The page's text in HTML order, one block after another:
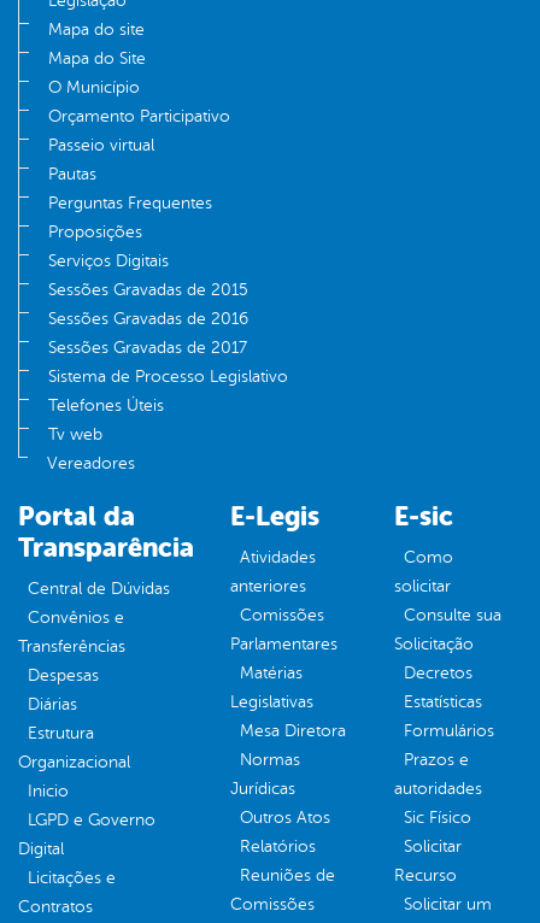
Mapa do site
Mapa do Site
O Município
Orçamento Participativo
Passeio virtual
Pautas
Perguntas Frequentes
Proposições
Serviços Digitais
Sessões Gravadas de 2015
Sessões Gravadas de 2016
Sessões Gravadas de 2017
Sistema de Processo Legislativo
Telefones Úteis
Tv web
Vereadores
Portal da
Transparência
Central de Dúvidas
Convênios e
Transferências
Despesas
Diárias
Estrutura
Organizacional
Inicio
LGPD e Governo
Digital
Licitações e
Contratos
E-Legis
Atividades
anteriores
Comissões
Parlamentares
Matérias
Legislativas
Mesa Diretora
Normas
Jurídicas
Outros Atos
Relatórios
Reuniões de
Comissões
E-sic
Como
solicitar
Consulte sua
Solicitação
Decretos
Estatísticas
Formulários
Prazos e
autoridades
Sic Físico
Solicitar
Recurso
Solicitar um